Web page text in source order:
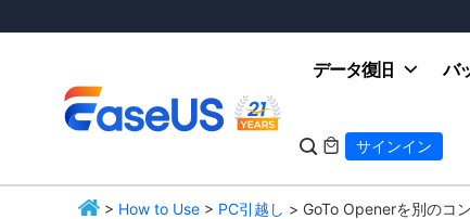
データ復旧 バ
  サインイン
> How to Use > PC引越し > GoTo Openerを別のコ